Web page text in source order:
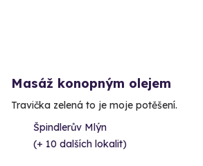
Masáž konopným olejem
Travička zelená to je moje potěšení.
Špindlerův Mlýn
(+ 10 dalších lokalit)